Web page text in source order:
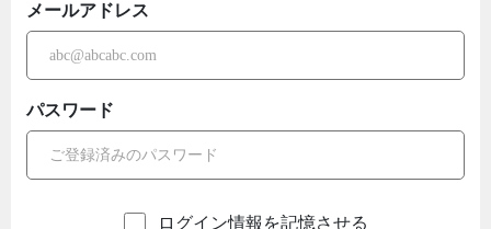
メールアドレス
パスワード
ログイン情報を記憶させる